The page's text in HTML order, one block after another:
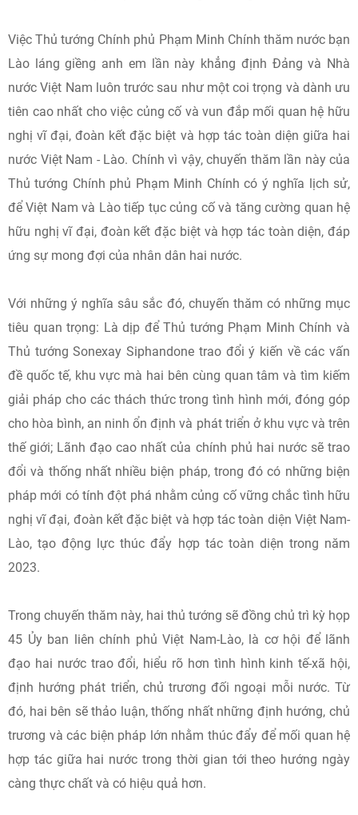
Việc Thủ tướng Chính phủ Phạm Minh Chính thăm nước bạn
Lào láng giềng anh em lần này khẳng định Đảng và Nhà
nước Việt Nam luôn trước sau như một coi trọng và dành ưu
tiên cao nhất cho việc củng cố và vun đắp mối quan hệ hữu
nghị vĩ đại, đoàn kết đặc biệt và hợp tác toàn diện giữa hai
nước Việt Nam - Lào. Chính vì vậy, chuyến thăm lần này của
Thủ tướng Chính phủ Phạm Minh Chính có ý nghĩa lịch sử,
để Việt Nam và Lào tiếp tục củng cố và tăng cường quan hệ
hữu nghị vĩ đại, đoàn kết đặc biệt và hợp tác toàn diện, đáp
ứng sự mong đợi của nhân dân hai nước.
Với những ý nghĩa sâu sắc đó, chuyến thăm có những mục
tiêu quan trọng: Là dịp để Thủ tướng Phạm Minh Chính và
Thủ tướng Sonexay Siphandone trao đổi ý kiến về các vấn
đề quốc tế, khu vực mà hai bên cùng quan tâm và tìm kiếm
giải pháp cho các thách thức trong tình hình mới, đóng góp
cho hòa bình, an ninh ổn định và phát triển ở khu vực và trên
thế giới; Lãnh đạo cao nhất của chính phủ hai nước sẽ trao
đổi và thống nhất nhiều biện pháp, trong đó có những biện
pháp mới có tính đột phá nhằm củng cố vững chắc tình hữu
nghị vĩ đại, đoàn kết đặc biệt và hợp tác toàn diện Việt Nam-
Lào, tạo động lực thúc đẩy hợp tác toàn diện trong năm
2023.
Trong chuyến thăm này, hai thủ tướng sẽ đồng chủ trì kỳ họp
45 Ủy ban liên chính phủ Việt Nam-Lào, là cơ hội để lãnh
đạo hai nước trao đổi, hiểu rõ hơn tình hình kinh tế-xã hội,
định hướng phát triển, chủ trương đối ngoại mỗi nước. Từ
đó, hai bên sẽ thảo luận, thống nhất những định hướng, chủ
trương và các biện pháp lớn nhằm thúc đẩy để mối quan hệ
hợp tác giữa hai nước trong thời gian tới theo hướng ngày
càng thực chất và có hiệu quả hơn.